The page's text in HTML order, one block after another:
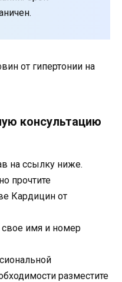
консультацию
на ссылку ниже.
прочтите
Кардицин от
свое имя и номер
разместите